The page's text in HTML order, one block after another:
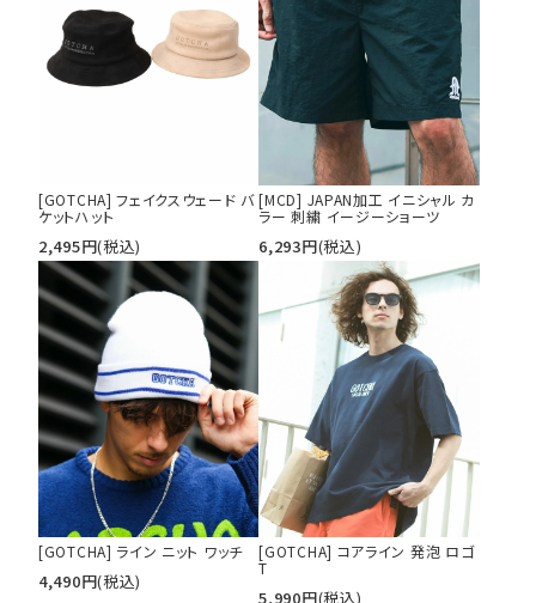
[GOTCHA] フェイクスウェード バ
ケットハット
2,495円(税込)
[MCD] JAPAN加工 イニシャル カ
ラー 刺繍 イージーショーツ
6,293円(税込)
[GOTCHA] ライン ニット ワッチ
4,490円(税込)
[GOTCHA] コアライン 発泡 ロゴ
T
5,990円(税込)